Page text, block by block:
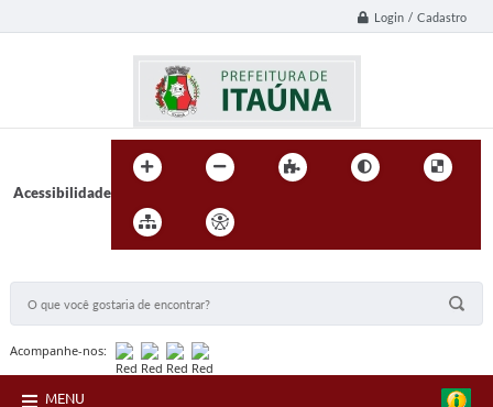
Login / Cadastro
Acessibilidade
Acompanhe-nos:
MENU